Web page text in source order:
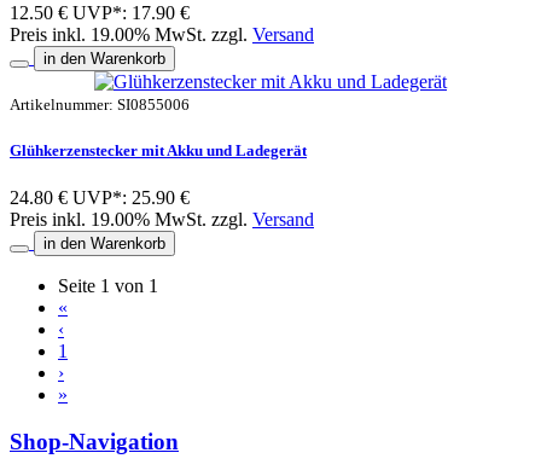
12.50 € UVP*: 17.90 €
Preis inkl. 19.00% MwSt. zzgl. Versand
in den Warenkorb
Artikelnummer: SI0855006
Glühkerzenstecker mit Akku und Ladegerät
24.80 € UVP*: 25.90 €
Preis inkl. 19.00% MwSt. zzgl. Versand
in den Warenkorb
Seite 1 von 1
«
‹
1
›
»
Shop-Navigation